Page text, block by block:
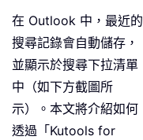
在 Outlook 中，最近的
搜尋記錄會自動儲存，
並顯示於搜尋下拉清單
中（如下方截圖所
示）。本文將介紹如何
透過「Kutools for